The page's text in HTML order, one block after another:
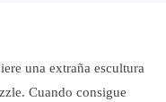
una extraña escultura
Cuando consigue